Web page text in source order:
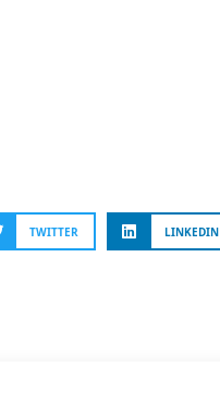
TWITTER LINKEDIN